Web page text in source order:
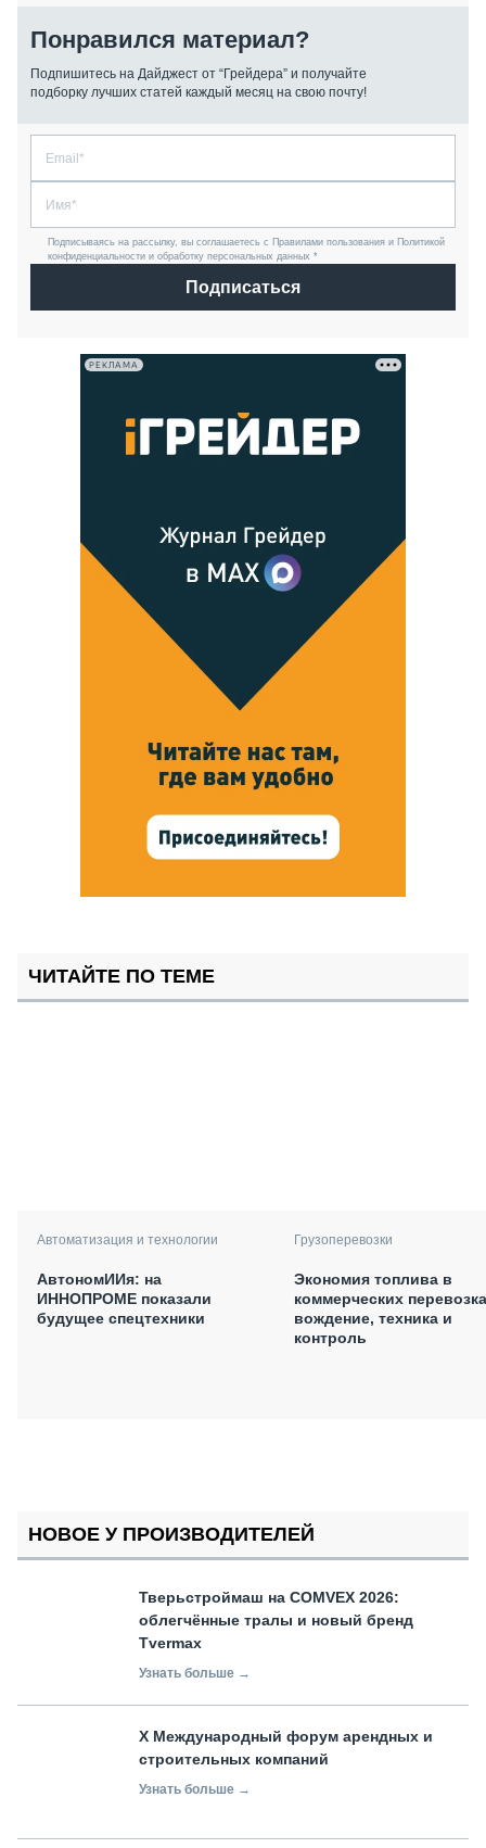
Понравился материал?
Подпишитесь на Дайджест от “Грейдера” и получайте
подборку лучших статей каждый месяц на свою почту!
Подписываясь на рассылку, вы соглашаетесь с Правилами пользования и Политикой
конфиденциальности и обработку персональных данных *
Подписаться
РЕКЛАМА
ЧИТАЙТЕ ПО ТЕМЕ
Автоматизация и технологии
АвтономИИя: на
ИННОПРОМЕ показали
будущее спецтехники
Грузоперевозки
Экономия топлива в
коммерческих
вождение, техника и
контроль
НОВОЕ У ПРОИЗВОДИТЕЛЕЙ
Тверьстроймаш на COMVEX 2026:
облегчённые тралы и новый бренд
Tvermax
Узнать больше →
X Международный форум арендных и
строительных компаний
Узнать больше →